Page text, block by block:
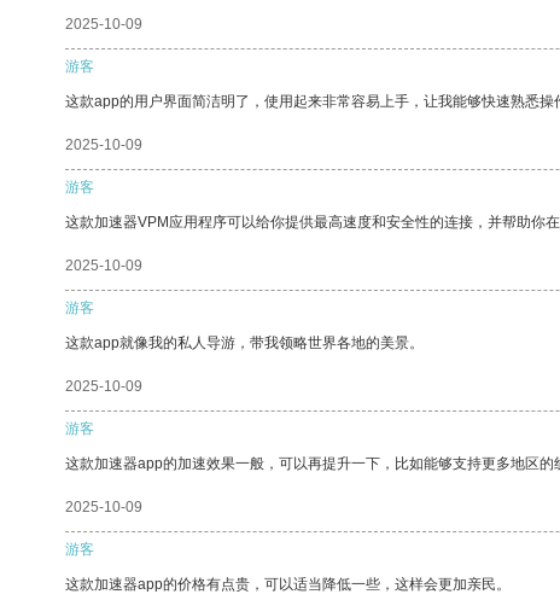
2025-10-09
游客
这款app的用户界面简洁明了，使用起来非常容易上手，让我能够快速熟悉操
2025-10-09
游客
这款加速器VPM应用程序可以给你提供最高速度和安全性的连接，并帮助你在
2025-10-09
游客
这款app就像我的私人导游，带我领略世界各地的美景。
2025-10-09
游客
这款加速器app的加速效果一般，可以再提升一下，比如能够支持更多地区的
2025-10-09
游客
这款加速器app的价格有点贵，可以适当降低一些，这样会更加亲民。